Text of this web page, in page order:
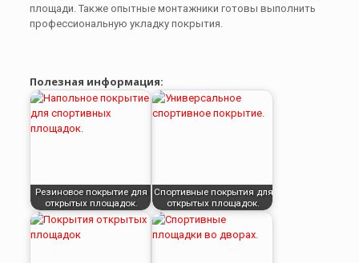
площади. Также опытные монтажники готовы выполнить
профессиональную укладку покрытия.
Полезная информация:
Резиновое покрытие для
открытых площадок.
Спортивные покрытия для
открытых площадок.